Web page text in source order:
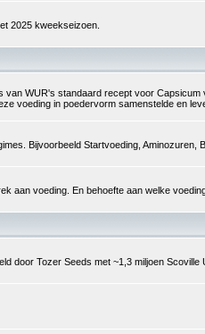
2025 kweekseizoen.
van WUR's standaard recept voor
voeding in poedervorm samenstelde en
Bijvoorbeeld Startvoeding, Aminozuren,
aan voeding. En behoefte aan welke
door Tozer Seeds met ~1,3 miljoen Scoville